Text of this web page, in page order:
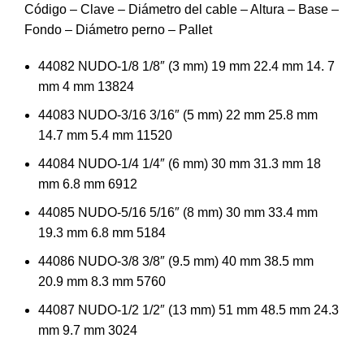
Código – Clave – Diámetro del cable – Altura – Base –
Fondo – Diámetro perno – Pallet
44082 NUDO-1/8 1/8″ (3 mm) 19 mm 22.4 mm 14. 7
mm 4 mm 13824
44083 NUDO-3/16 3/16″ (5 mm) 22 mm 25.8 mm
14.7 mm 5.4 mm 11520
44084 NUDO-1/4 1/4″ (6 mm) 30 mm 31.3 mm 18
mm 6.8 mm 6912
44085 NUDO-5/16 5/16″ (8 mm) 30 mm 33.4 mm
19.3 mm 6.8 mm 5184
44086 NUDO-3/8 3/8″ (9.5 mm) 40 mm 38.5 mm
20.9 mm 8.3 mm 5760
44087 NUDO-1/2 1/2″ (13 mm) 51 mm 48.5 mm 24.3
mm 9.7 mm 3024